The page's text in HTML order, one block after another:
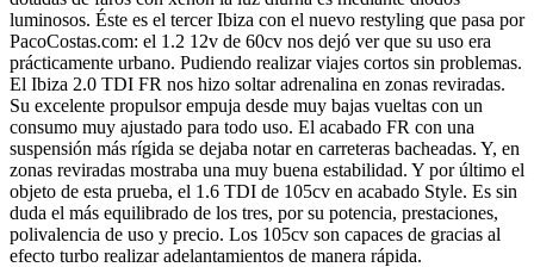
luminosos. Éste es el tercer Ibiza con el nuevo restyling que pasa por
PacoCostas.com: el 1.2 12v de 60cv nos dejó ver que su uso era
prácticamente urbano. Pudiendo realizar viajes cortos sin problemas.
El Ibiza 2.0 TDI FR nos hizo soltar adrenalina en zonas reviradas.
Su excelente propulsor empuja desde muy bajas vueltas con un
consumo muy ajustado para todo uso. El acabado FR con una
suspensión más rígida se dejaba notar en carreteras bacheadas. Y, en
zonas reviradas mostraba una muy buena estabilidad. Y por último el
objeto de esta prueba, el 1.6 TDI de 105cv en acabado Style. Es sin
duda el más equilibrado de los tres, por su potencia, prestaciones,
polivalencia de uso y precio. Los 105cv son capaces de gracias al
efecto turbo realizar adelantamientos de manera rápida.